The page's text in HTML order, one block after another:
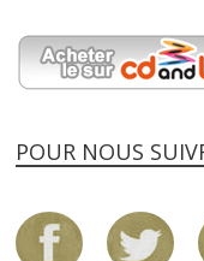
POUR NOUS